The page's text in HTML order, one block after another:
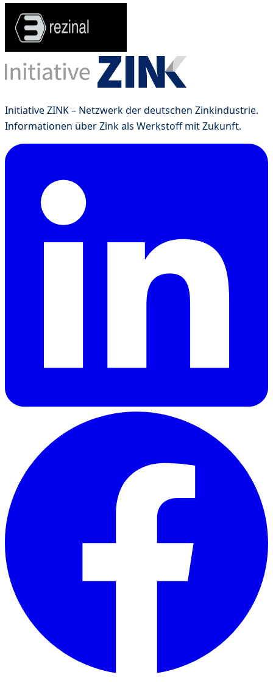
Initiative ZINK – Netzwerk der deutschen Zinkindustrie.
Informationen über Zink als Werkstoff mit Zukunft.